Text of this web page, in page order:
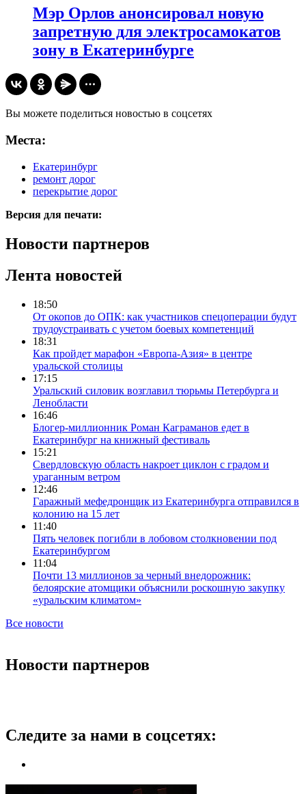
Мэр Орлов анонсировал новую
запретную для электросамокатов
зону в Екатеринбурге
Вы можете поделиться новостью в соцсетях
Места:
Екатеринбург
ремонт дорог
перекрытие дорог
Версия для печати:
Новости партнеров
Лента новостей
18:50
От окопов до ОПК: как участников спецоперации будут
трудоустраивать с учетом боевых компетенций
18:31
Как пройдет марафон «Европа-Азия» в центре
уральской столицы
17:15
Уральский силовик возглавил тюрьмы Петербурга и
Ленобласти
16:46
Блогер-миллионник Роман Каграманов едет в
Екатеринбург на книжный фестиваль
15:21
Свердловскую область накроет циклон с градом и
ураганным ветром
12:46
Гаражный мефедронщик из Екатеринбурга отправился в
колонию на 15 лет
11:40
Пять человек погибли в лобовом столкновении под
Екатеринбургом
11:04
Почти 13 миллионов за черный внедорожник:
белоярские атомщики объяснили роскошную закупку
«уральским климатом»
Все новости
Новости партнеров
Следите за нами в соцсетях: